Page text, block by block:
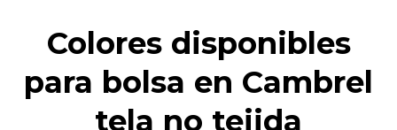
Colores disponibles
para bolsa en Cambrel
tela no tejida